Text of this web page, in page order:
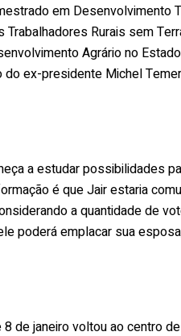
em Desenvolvimento
Rurais sem
Agrário no
ex-presidente Michel
a estudar possibilidades
é que Jair estaria
a quantidade de
poderá emplacar sua
de janeiro voltou ao centro